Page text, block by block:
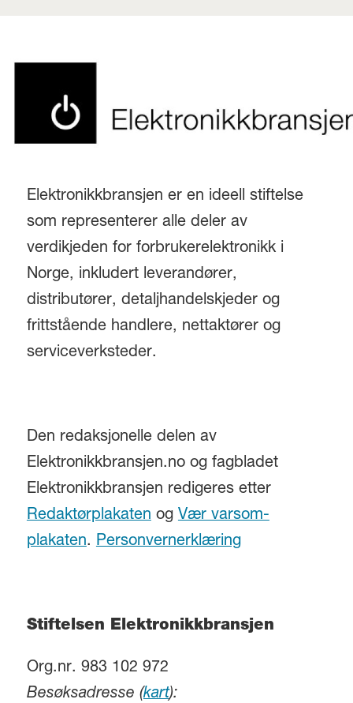
Elektronikkbransjen er en ideell stiftelse
som representerer alle deler av
verdikjeden for forbrukerelektronikk i
Norge, inkludert leverandører,
distributører, detaljhandelskjeder og
frittstående handlere, nettaktører og
serviceverksteder.
Den redaksjonelle delen av
Elektronikkbransjen.no og fagbladet
Elektronikkbransjen redigeres etter
Redaktørplakaten og Vær varsom-
plakaten. Personvernerklæring
Stiftelsen Elektronikkbransjen
Org.nr. 983 102 972
Besøksadresse (kart):